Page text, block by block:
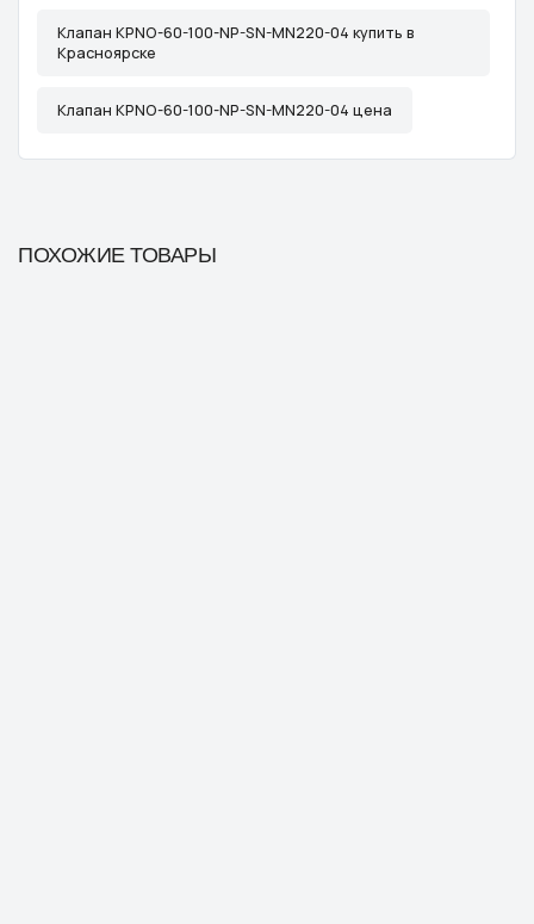
Клапан KPNO-60-100-NP-SN-MN220-04 купить в
Красноярске
Клапан KPNO-60-100-NP-SN-MN220-04 цена
ПОХОЖИЕ ТОВАРЫ